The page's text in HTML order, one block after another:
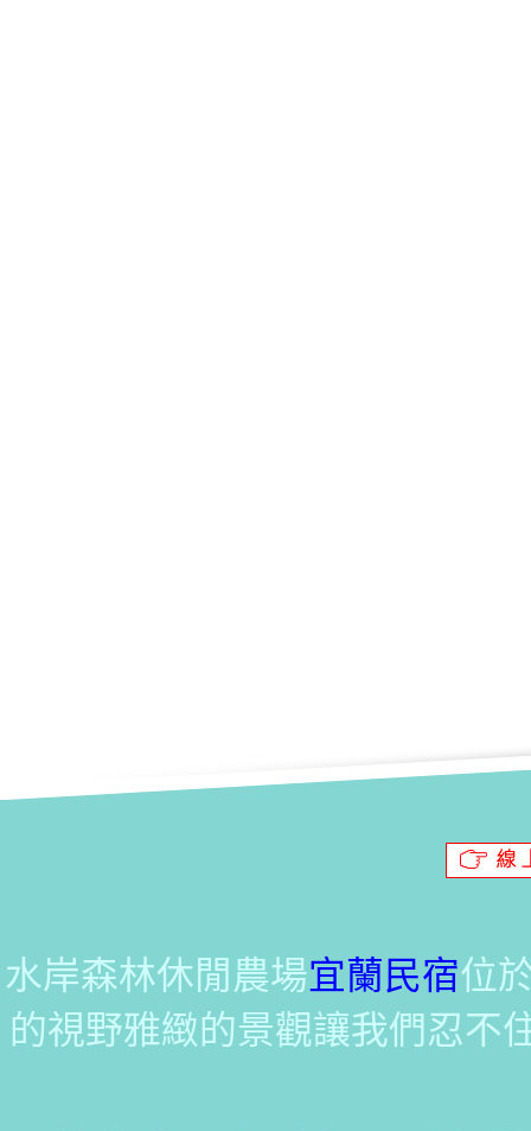
水岸森林休閒農場宜蘭民宿位
的視野雅緻的景觀讓我們忍不